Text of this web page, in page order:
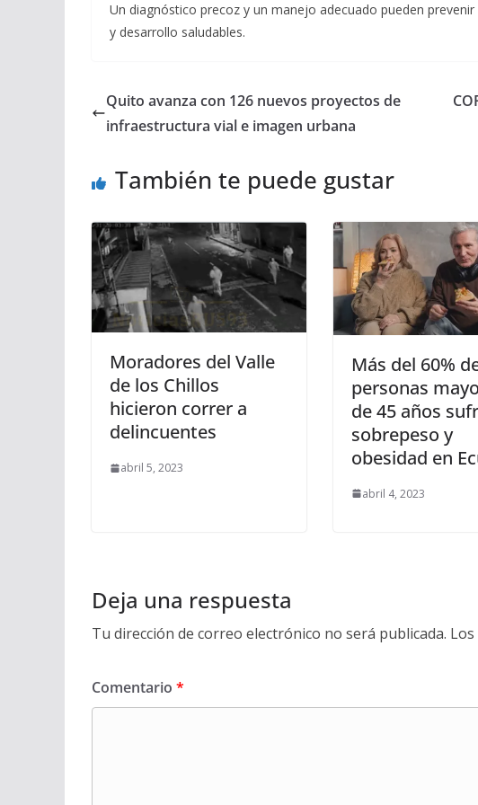
Un diagnóstico precoz y un manejo adecuado pueden
y desarrollo saludables.
Quito avanza con 126 nuevos proyectos de
infraestructura vial e imagen urbana
También te puede gustar
Moradores del Valle
de los Chillos
hicieron correr a
delincuentes
abril 5, 2023
Más del 60%
personas
de 45 años
sobrepeso y
obesidad en
abril 4, 2023
Deja una respuesta
Tu dirección de correo electrónico no será publicada.
Comentario *